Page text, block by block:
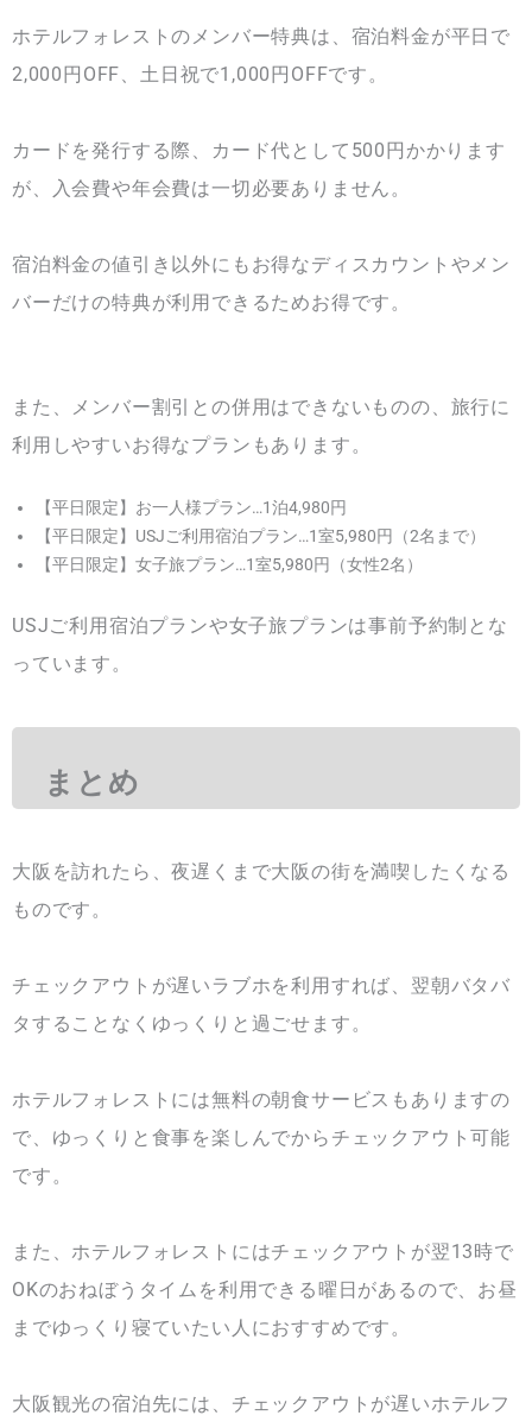
ホテルフォレストのメンバー特典は、宿泊料金が平日で
2,000円OFF、土日祝で1,000円OFFです。
カードを発行する際、カード代として500円かかります
が、入会費や年会費は一切必要ありません。
宿泊料金の値引き以外にもお得なディスカウントやメン
バーだけの特典が利用できるためお得です。
また、メンバー割引との併用はできないものの、旅行に
利用しやすいお得なプランもあります。
【平日限定】お一人様プラン…1泊4,980円
【平日限定】USJご利用宿泊プラン…1室5,980円（2名まで）
【平日限定】女子旅プラン…1室5,980円（女性2名）
USJご利用宿泊プランや女子旅プランは事前予約制とな
っています。
まとめ
大阪を訪れたら、夜遅くまで大阪の街を満喫したくなる
ものです。
チェックアウトが遅いラブホを利用すれば、翌朝バタバ
タすることなくゆっくりと過ごせます。
ホテルフォレストには無料の朝食サービスもありますの
で、ゆっくりと食事を楽しんでからチェックアウト可能
です。
また、ホテルフォレストにはチェックアウトが翌13時で
OKのおねぼうタイムを利用できる曜日があるので、お昼
までゆっくり寝ていたい人におすすめです。
大阪観光の宿泊先には、チェックアウトが遅いホテルフ